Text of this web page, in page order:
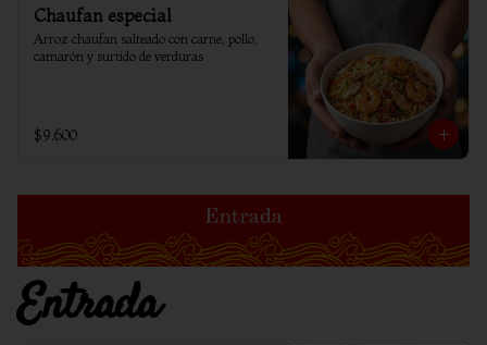
Chaufan especial
Arroz chaufan salteado con carne, pollo,
camarón y surtido de verduras
$9.600
Entrada